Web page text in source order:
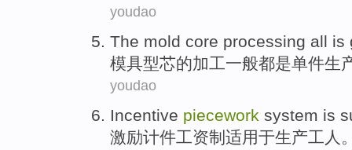
youdao
The mold core processing all is
模具型芯的加工一般都是单件生
youdao
Incentive piecework system is
激励计件工资制 适用于生产工人